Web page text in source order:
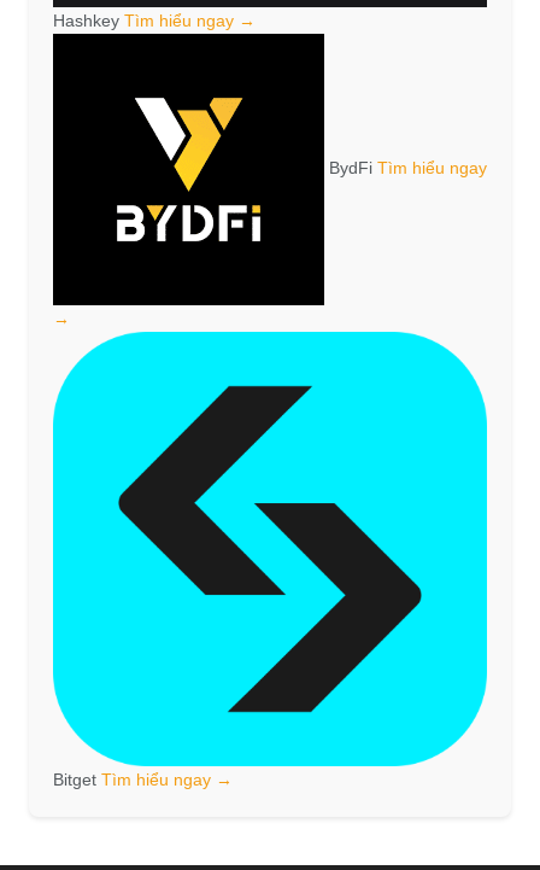
Hashkey Tìm hiểu ngay →
BydFi Tìm hiểu ngay
→
Bitget Tìm hiểu ngay →